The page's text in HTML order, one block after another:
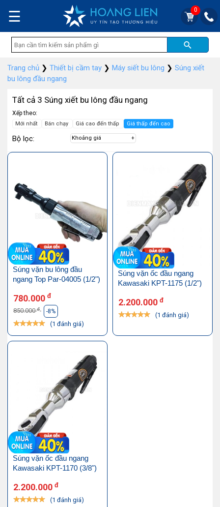
☰ 0
Trang chủ ❯ Thiết bị cầm tay ❯ Máy siết bu lông ❯ Súng xiết
bu lông đầu ngang
Tất cả 3 Súng xiết bu lông đầu ngang
Xếp theo:
Mới nhất Bán chạy Giá cao đến thấp Giá thấp đến cao
Bộ lọc: Khoảng giá
Súng vặn bu lông đầu
ngang Top Par-04005 (1/2")
780.000 đ
850.000đ -8%
(1 đánh giá)
Súng vặn ốc đầu ngang
Kawasaki KPT-1175 (1/2")
2.200.000 đ
(1 đánh giá)
Súng vặn ốc đầu ngang
Kawasaki KPT-1170 (3/8")
2.200.000 đ
(1 đánh giá)